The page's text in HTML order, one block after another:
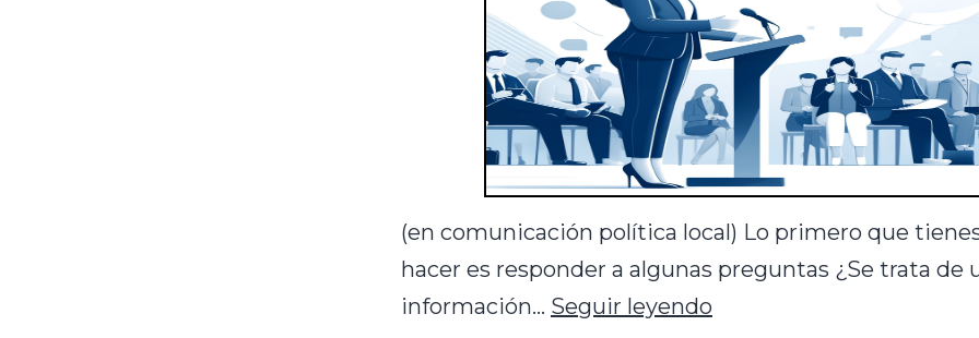
(en comunicación política local) Lo primero que
hacer es responder a algunas preguntas ¿Se trata de
información… Seguir leyendo